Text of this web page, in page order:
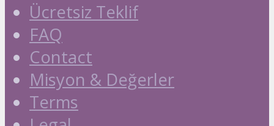
Ücretsiz Teklif
FAQ
Contact
Misyon & Değerler
Terms